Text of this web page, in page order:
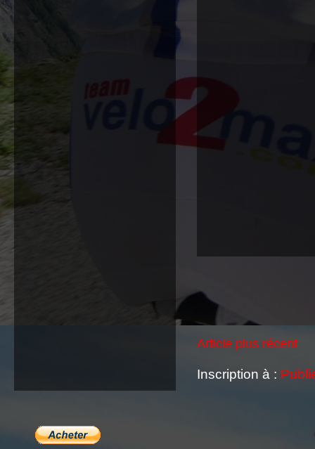
Article plus récent
Inscription à :